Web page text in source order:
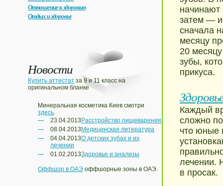
Отношение к здоровью
Отдых и здоровье
Новости
Купить аттестат за 9 и 11 класс на
оригинальном бланке
Минеральная косметика Киев смотри
здесь.
23.04.2013 Расстройство пищеварения
08.04.2013 Медицинская литература
04.04.2013О детских зубах и их
лечении
01.02.2013Здоровье и анализы
Оффшор в ОАЭ оффшорные зоны в ОАЭ.
начинают
затем —
сначала
месяцу
20
зубы,
прикуса.
Каждый
сложно
что юные
лечении.
в просак.